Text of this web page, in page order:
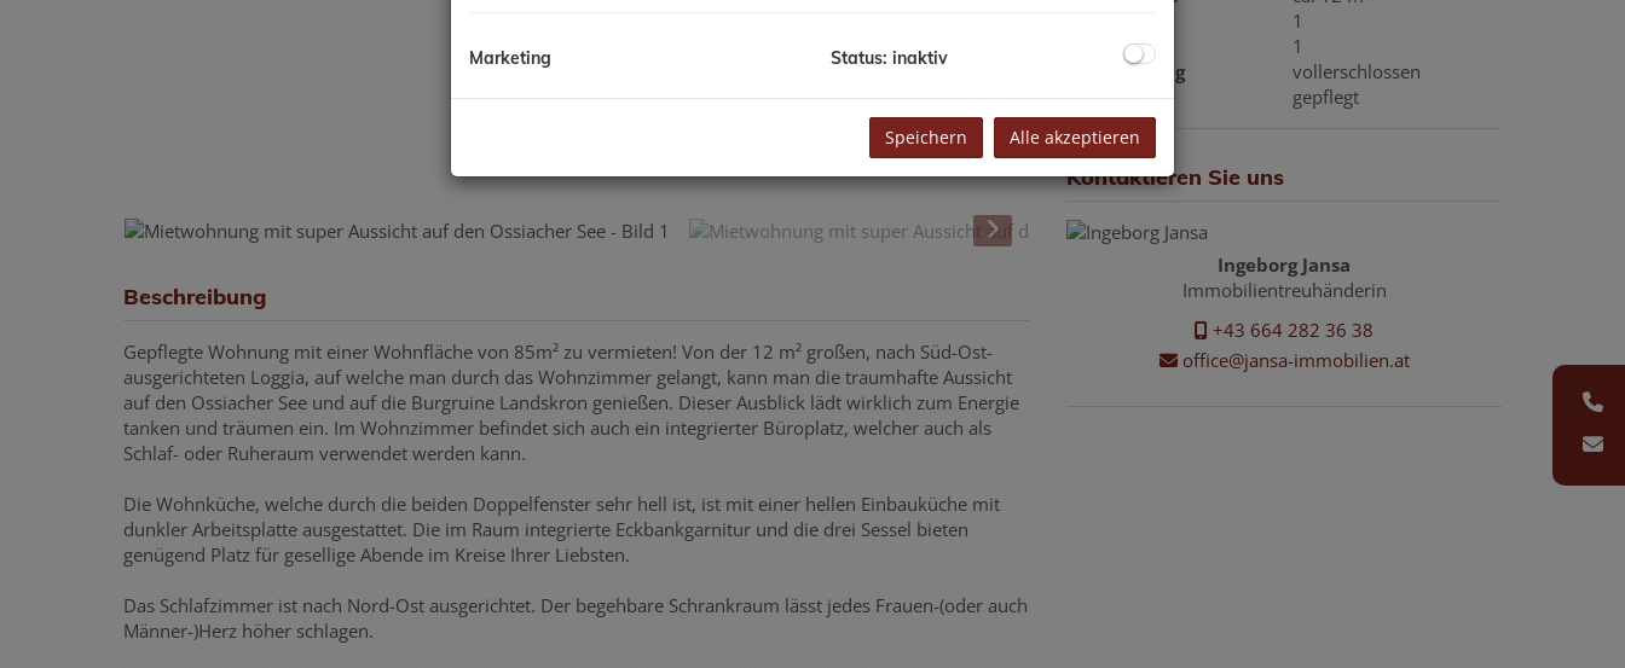
Beschreibung
Gepflegte Wohnung mit einer Wohnfläche von 85m² zu vermieten! Von der 12 m² großen, nach Süd-Ost-
ausgerichteten Loggia, auf welche man durch das Wohnzimmer gelangt, kann man die traumhafte Aussicht
auf den Ossiacher See und auf die Burgruine Landskron genießen. Dieser Ausblick lädt wirklich zum Energie
tanken und träumen ein. Im Wohnzimmer befindet sich auch ein integrierter Büroplatz, welcher auch als
Schlaf- oder Ruheraum verwendet werden kann.
Die Wohnküche, welche durch die beiden Doppelfenster sehr hell ist, ist mit einer hellen Einbauküche mit
dunkler Arbeitsplatte ausgestattet. Die im Raum integrierte Eckbankgarnitur und die drei Sessel bieten
genügend Platz für gesellige Abende im Kreise Ihrer Liebsten.
Das Schlafzimmer ist nach Nord-Ost ausgerichtet. Der begehbare Schrankraum lässt jedes Frauen-(oder auch
Männer-)Herz höher schlagen.
1
Loggien
1
Erschließung
vollerschlossen
Zustand
gepflegt
Kontaktieren Sie uns
Ingeborg Jansa
Immobilientreuhänderin
+43 664 282 36 38
office@jansa-immobilien.at
Marketing Status: inaktiv
Speichern Alle akzeptieren